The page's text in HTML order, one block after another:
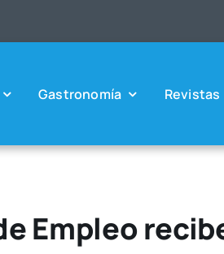
Gas­tro­no­mía Revis­tas
Empleo